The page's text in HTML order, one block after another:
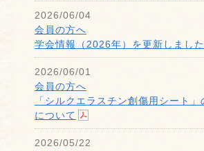
2026/06/04
会員の方へ
学会情報（2026年）を更新しました
2026/06/01
会員の方へ
「シルクエラスチン創傷用シート
について
2026/05/22